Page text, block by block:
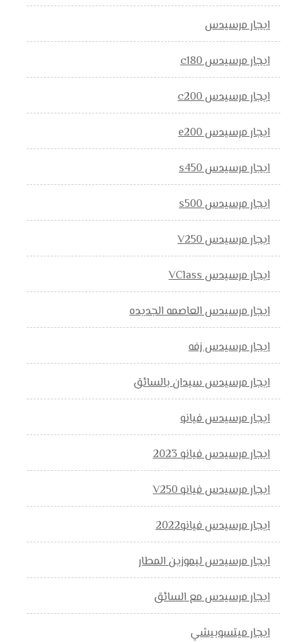
ايجار مرسيدس
ايجار مرسيدس c180
ايجار مرسيدس c200
ايجار مرسيدس e200
ايجار مرسيدس s450
ايجار مرسيدس s500
ايجار مرسيدس V250
ايجار مرسيدس VClass
ايجار مرسيدس العاصمه الجديده
ايجار مرسيدس زفه
ايجار مرسيدس سيدان بالسائق
ايجار مرسيدس فيانو
ايجار مرسيدس فيانو 2023
ايجار مرسيدس فيانو V250
ايجار مرسيدس فيانو2022
ايجار مرسيدس ليموزين المطار
ايجار مرسيدس مع السائق
ايجار ميتسوبيشي